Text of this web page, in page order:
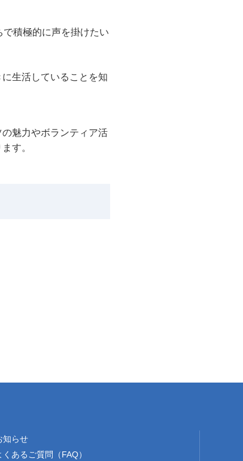
で積極的に声を掛けたい
生活していることを知
魅力やボランティア活
す。
知らせ
くあるご質問（FAQ）